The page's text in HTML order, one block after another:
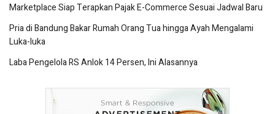
Marketplace Siap Terapkan Pajak E-Commerce Sesuai Jadwal Baru
Pria di Bandung Bakar Rumah Orang Tua hingga Ayah Mengalami
Luka-luka
Laba Pengelola RS Anlok 14 Persen, Ini Alasannya